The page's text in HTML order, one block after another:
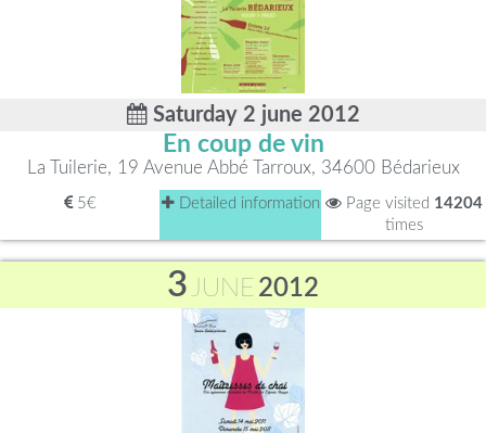
Saturday 2 june 2012
En coup de vin
La Tuilerie, 19 Avenue Abbé Tarroux, 34600 Bédarieux
5€ Detailed information Page visited 14204
times
3JUNE 2012